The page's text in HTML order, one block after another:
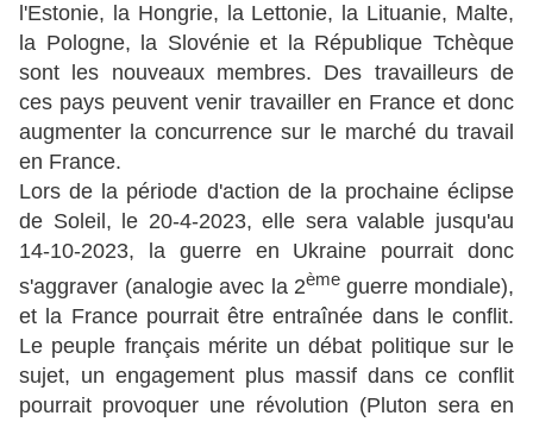
l'Estonie, la Hongrie, la Lettonie, la Lituanie, Malte,
la Pologne, la Slovénie et la République Tchèque
sont les nouveaux membres. Des travailleurs de
ces pays peuvent venir travailler en France et donc
augmenter la concurrence sur le marché du travail
en France.
Lors de la période d'action de la prochaine éclipse
de Soleil, le 20-4-2023, elle sera valable jusqu'au
14-10-2023, la guerre en Ukraine pourrait donc
s'aggraver (analogie avec la 2ème guerre mondiale),
et la France pourrait être entraînée dans le conflit.
Le peuple français mérite un débat politique sur le
sujet, un engagement plus massif dans ce conflit
pourrait provoquer une révolution (Pluton sera en